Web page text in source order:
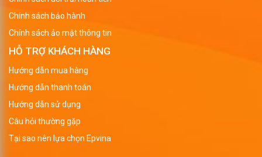
Chính sách bảo hành
Chính sách ảo mật thông tin
HỖ TRỢ KHÁCH HÀNG
Hướng dẫn mua hàng
Hướng dẫn thanh toán
Hướng dẫn sử dụng
Câu hỏi thường gặp
Tại sao nên lựa chọn Epvina